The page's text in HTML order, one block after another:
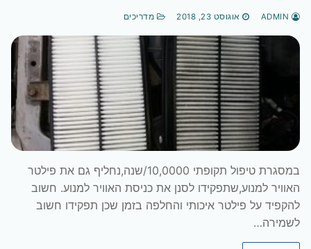
אוגוסט 23, 2018 מדריכים
במסגרת טיפול תקופתי 10,0000/שנה,נחליף גם את פילטר
האוויר למנוע,שתפקידו לסנן את כניסת האוויר למנוע. חשוב
להקפיד על פילטר איכותי והחלפה בזמן שכן תפקידו חשוב
לשמירה…